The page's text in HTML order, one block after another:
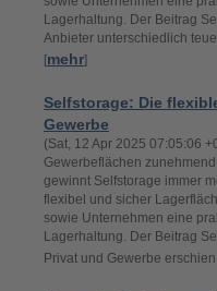
Lagerhaltung. Der Beitrag
Anbieter unterschiedlich
[mehr]
Selfstorage: Die
Gewerbe
(Sat, 12 Apr 2025 07:05:06
Gewerbeflächen
gewinnt Selfstorage immer
flexibel und sicher
sowie Unternehmen eine
Lagerhaltung. Der Beitrag
Privat und Gewerbe